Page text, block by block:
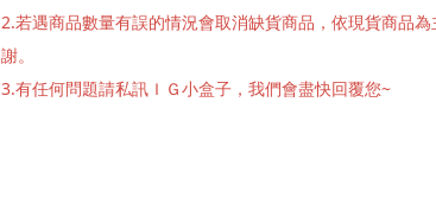
2.若遇商品數量有誤的情況會取消缺貨商品，依現貨商品
謝。
3.有任何問題請私訊ＩＧ小盒子，我們會盡快回覆您~